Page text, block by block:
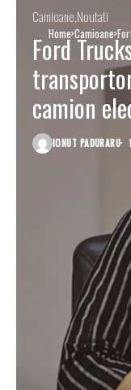
Home Camioane
Camioane Noutati
Ford
camion
IONUT PADURARU